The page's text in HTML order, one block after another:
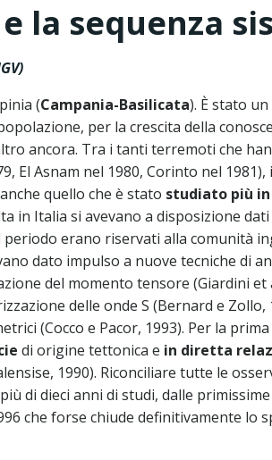
la sequenza
(Campania-Basilicata). È stato
per la crescita della
ancora. Tra i tanti terremoti che
El Asnam nel 1980, Corinto nel
quello che è stato studiato più
in Italia si avevano a disposizione
periodo erano riservati alla comunità
dato impulso a nuove tecniche di
del momento tensore (Giardini et
delle onde S (Bernard e Zollo,
(Cocco e Pacor, 1993). Per la
di origine tettonica e in diretta
1990). Riconciliare tutte le
di dieci anni di studi, dalle
che forse chiude definitivamente lo